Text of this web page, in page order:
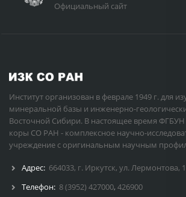
Официальный сайт
Институт организован в феврале 1949 г. для
минеральной базы и инженерно-
Восточной Сибири. В настоящее время ФГБУН
коры СО РАН - комплексное научно-
учреждение с оригинальным научным
Адрес: 664033, г. Иркутск, ул. Лермонтова,
Телефон: 8 (3952) 427000, 426900